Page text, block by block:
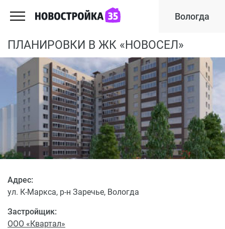
Вологда
ПЛАНИРОВКИ В ЖК «НОВОСЕЛ»
Застройщик:
ООО «Квартал»
Адрес:
ул. К-Маркса, р-н Заречье, Вологда